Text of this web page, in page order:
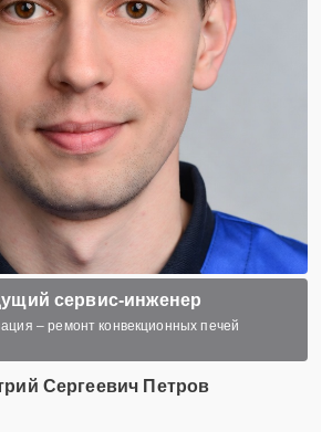
сервис-инженер
– ремонт конвекционных печей
Сергеевич Петров